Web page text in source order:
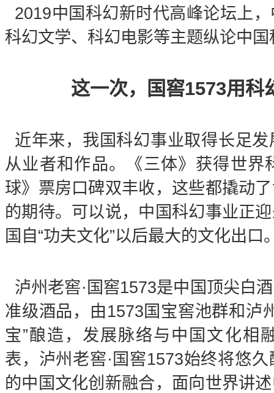
2019中国科幻新时代高峰论坛上
科幻文学、科幻电影等主题纵论中
这一次，国窖1573用科
近年来，我国科幻事业取得长足
从业者和作品。《三体》获得世界
球》票房口碑双丰收，这些都撬动
的期待。可以说，中国科幻事业正
国自“功夫文化”以后最大的文化出口
泸州老窖·国窖1573是中国顶尖白
准级酒品，由1573国宝窖池群和泸
宝”酿造，发展脉络与中国文化相
表，泸州老窖·国窖1573始终将悠
的中国文化创新融合，面向世界讲